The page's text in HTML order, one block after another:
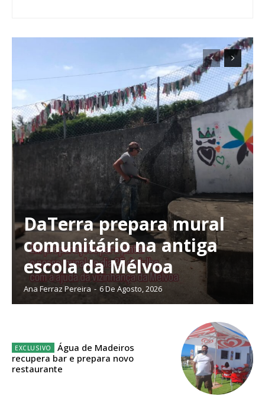
Planos de Assinatura
Faça-se assinante do Região de Cister e ajude-nos a manter este serviço
público!
Sendo assinante terá acesso a todos os conteúdos exclusivos e versões
DaTerra prepara mural
comunitário na antiga
escola da Mélvoa
Ana Ferraz Pereira - 6 De Agosto, 2026
Água de Madeiros
recupera bar e prepara novo
restaurante